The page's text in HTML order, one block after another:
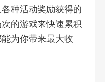
种活动奖励获得的
的游戏来快速累积
为你带来最大收